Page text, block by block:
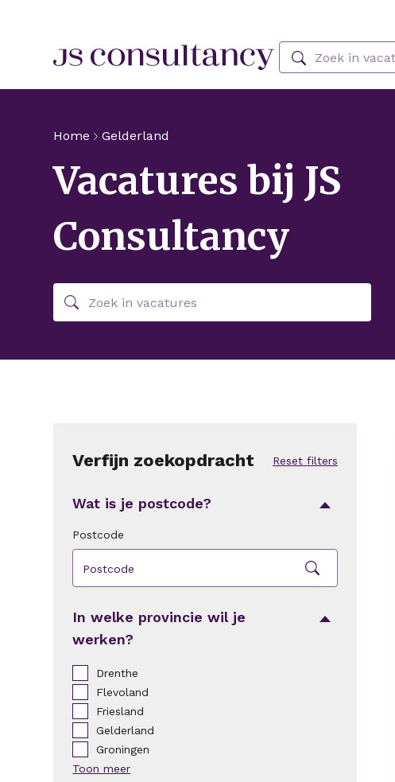
Zoeken
Home Gelderland
Vacatures bij JS
Consultancy
Zoeken
Verfijn zoekopdracht Reset filters
Wat is je postcode?
Postcode
In welke provincie wil je
werken?
Drenthe
Flevoland
Friesland
Gelderland
Groningen
Toon meer